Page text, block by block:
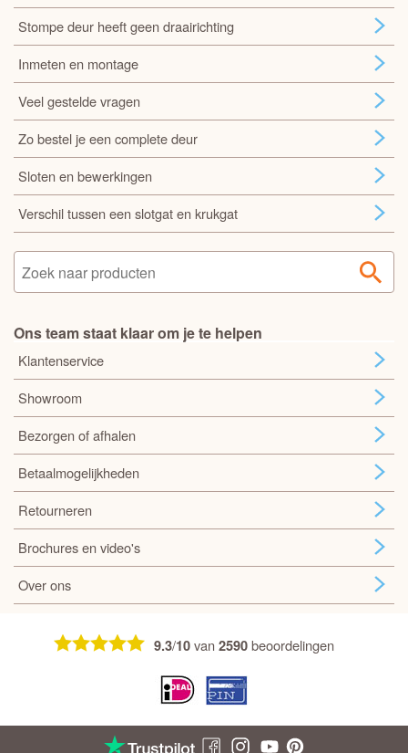
Stompe deur heeft geen draairichting
Inmeten en montage
Veel gestelde vragen
Zo bestel je een complete deur
Sloten en bewerkingen
Verschil tussen een slotgat en krukgat
Ons team staat klaar om je te helpen
Klantenservice
Showroom
Bezorgen of afhalen
Betaalmogelijkheden
Retourneren
Brochures en video's
Over ons
9.3/10van2590beoordelingen